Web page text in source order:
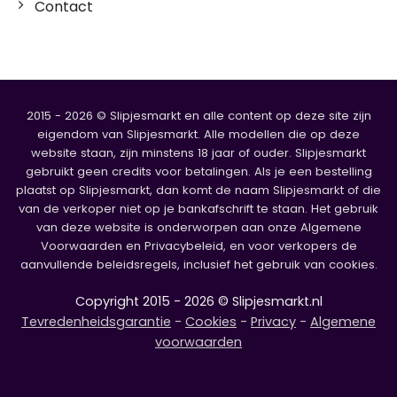
Contact
2015 - 2026 © Slipjesmarkt en alle content op deze site zijn
eigendom van Slipjesmarkt. Alle modellen die op deze
website staan, zijn minstens 18 jaar of ouder. Slipjesmarkt
gebruikt geen credits voor betalingen. Als je een bestelling
plaatst op Slipjesmarkt, dan komt de naam Slipjesmarkt of die
van de verkoper niet op je bankafschrift te staan. Het gebruik
van deze website is onderworpen aan onze Algemene
Voorwaarden en Privacybeleid, en voor verkopers de
aanvullende beleidsregels, inclusief het gebruik van cookies.
Copyright 2015 - 2026 © Slipjesmarkt.nl
Tevredenheidsgarantie - Cookies - Privacy - Algemene
voorwaarden